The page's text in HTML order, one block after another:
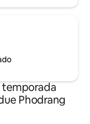
temporada
Phodrang